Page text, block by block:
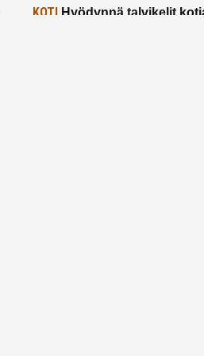
KOTIHyödynnä talvikelit